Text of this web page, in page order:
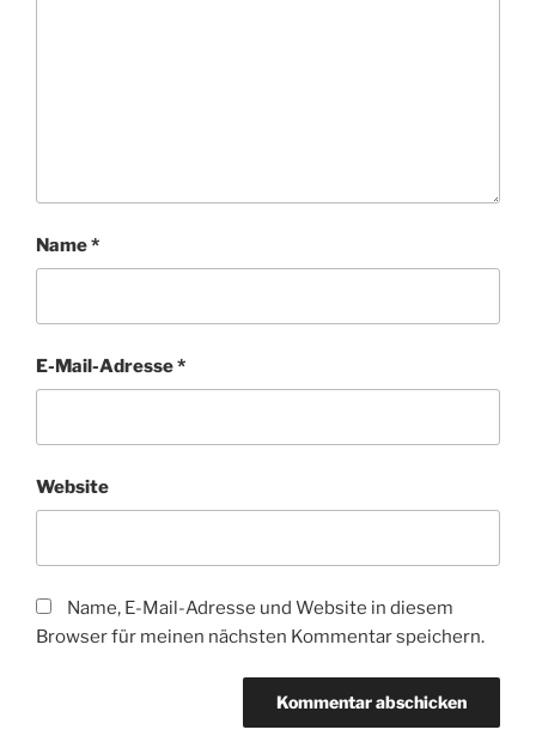
Name*
E-Mail-Adresse*
Website
Name, E-Mail-Adresse und Website in diesem
Browser für meinen nächsten Kommentar speichern.